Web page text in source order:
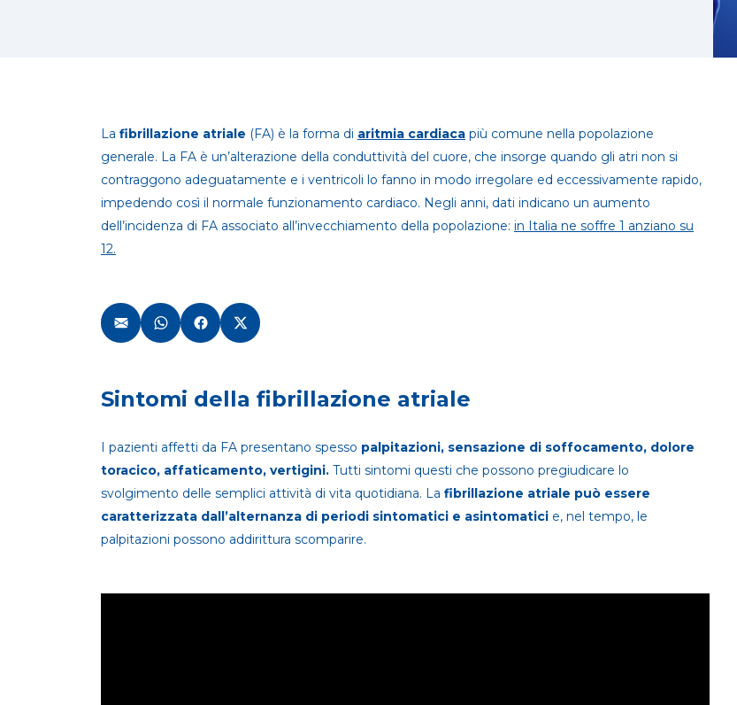
La fibrillazione atriale (FA) è la forma di aritmia cardiaca più comune nella popolazione
generale. La FA è un’alterazione della conduttività del cuore, che insorge quando gli atri non si
contraggono adeguatamente e i ventricoli lo fanno in modo irregolare ed eccessivamente rapido,
impedendo così il normale funzionamento cardiaco. Negli anni, dati indicano un aumento
dell’incidenza di FA associato all’invecchiamento della popolazione: in Italia ne soffre 1 anziano su
12.
Sintomi della fibrillazione atriale
I pazienti affetti da FA presentano spesso palpitazioni, sensazione di soffocamento, dolore
toracico, affaticamento, vertigini. Tutti sintomi questi che possono pregiudicare lo
svolgimento delle semplici attività di vita quotidiana. La fibrillazione atriale può essere
caratterizzata dall’alternanza di periodi sintomatici e asintomatici e, nel tempo, le
palpitazioni possono addirittura scomparire.